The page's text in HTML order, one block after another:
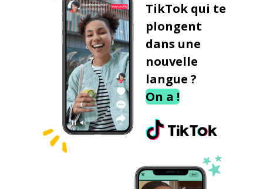
TikTok qui te
plongent
dans une
nouvelle
langue ?
On a !